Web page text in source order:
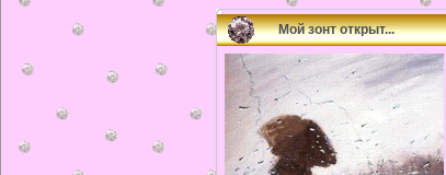
Мой зонт открыт...